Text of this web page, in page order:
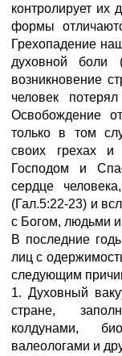
контролирует их
формы
Грехопадение
духовной боли
возникновение
человек
Освобождение
только в том
своих грехах и
Господом и
сердце
(Гал.5:22-23) и
с Богом, людьми
В последние
лиц с
следующим
1. Духовный
стране,
колдунами,
валеологами и